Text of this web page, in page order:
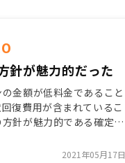
針が魅力的だった
金額が低料金であること
復費用が含まれているこ
針が魅力的である確定申
厚いキャンペーンの充実
2021年05月17日